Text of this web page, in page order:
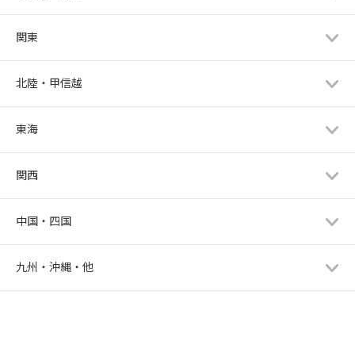
関東
北陸・甲信越
東海
関西
中国・四国
九州・沖縄・他